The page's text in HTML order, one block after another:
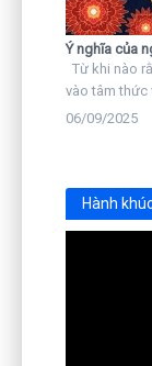
Ý nghĩa của
Từ khi nào
vào tâm thức
06/09/2025
Hành